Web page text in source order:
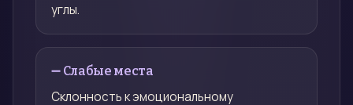
углы.
➖ Слабые места
Склонность к эмоциональному